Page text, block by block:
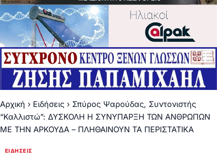
Αρχική › Ειδήσεις › Σπύρος Ψαρούδας, Συντονιστής
“Καλλιστώ”: ΔΥΣΚΟΛΗ Η ΣΥΝΥΠΑΡΞΗ ΤΩΝ ΑΝΘΡΩΠΩΝ
ΜΕ ΤΗΝ ΑΡΚΟΥΔΑ – ΠΛΗΘΑΙΝΟΥΝ ΤΑ ΠΕΡΙΣΤΑΤΙΚΑ
ΕΙΔΉΣΕΙΣ